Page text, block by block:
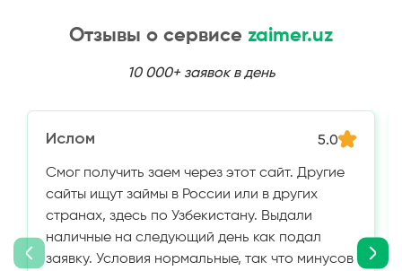
Отзывы о сервисе zaimer.uz
10 000+ заявок в день
Ислом 5.0
Смог получить заем через этот сайт. Другие
сайты ищут займы в России или в других
странах, здесь по Узбекистану. Выдали
наличные на следующий день как подал
заявку. Условия нормальные, так что минусов